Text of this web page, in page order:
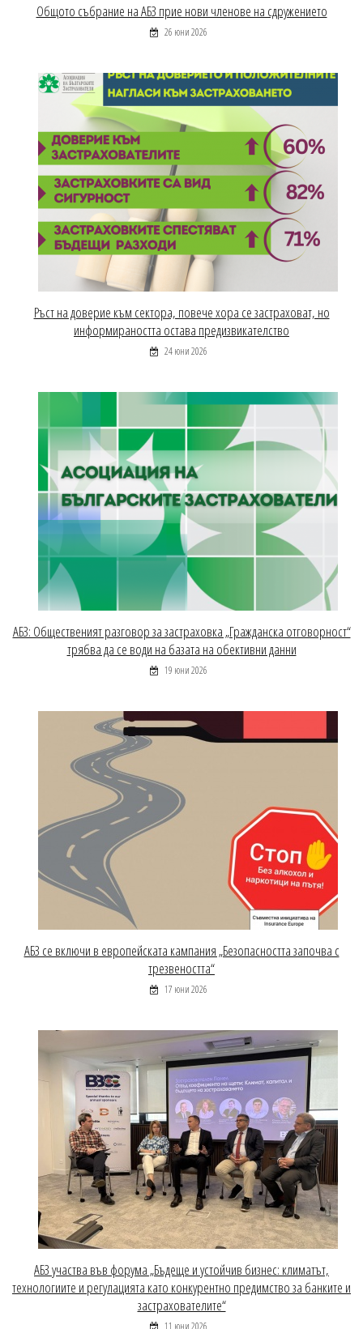
Общото събрание на АБЗ прие нови членове на сдружението
26 юни 2026
Ръст на доверие към сектора, повече хора се застраховат, но
информираността остава предизвикателство
24 юни 2026
АБЗ: Общественият разговор за застраховка „Гражданска отговорност“
трябва да се води на базата на обективни данни
19 юни 2026
АБЗ се включи в европейската кампания „Безопасността започва с
трезвеността“
17 юни 2026
АБЗ участва във форума „Бъдеще и устойчив бизнес: климатът,
технологиите и регулацията като конкурентно предимство за банките и
застрахователите“
11 юни 2026